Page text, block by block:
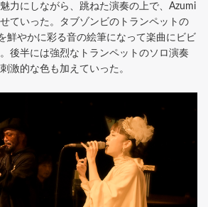
力にしながら、跳ねた演奏の上で、Azumi
ていった。タブゾンビのトランペットの
鮮やかに彩る音の絵筆になって楽曲にビビ
後半には強烈なトランペットのソロ演奏
激的な色も加えていった。